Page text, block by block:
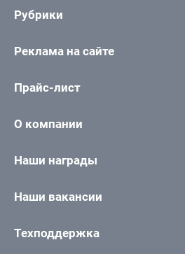
Рубрики
Реклама на сайте
Прайс-лист
О компании
Наши награды
Наши вакансии
Техподдержка